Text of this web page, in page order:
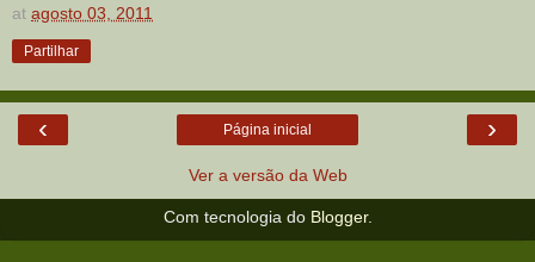
at agosto 03, 2011
Partilhar
‹ ›
Página inicial
Ver a versão da Web
Com tecnologia do Blogger.